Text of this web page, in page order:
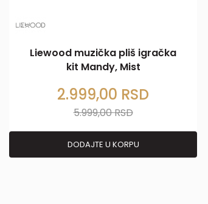
Liewood muzička pliš igračka
kit Mandy, Mist
2.999,00 RSD
5.999,00RSD
DODAJTE U KORPU